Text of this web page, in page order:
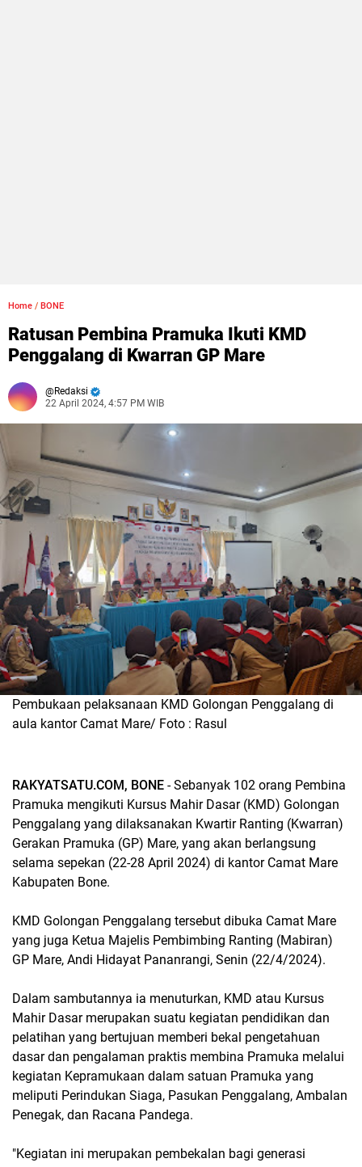
Home / BONE
Ratusan Pembina Pramuka Ikuti KMD
Penggalang di Kwarran GP Mare
Redaksi
22 April 2024, 4:57 PM WIB
Pembukaan pelaksanaan KMD Golongan Penggalang di
aula kantor Camat Mare/ Foto : Rasul
RAKYATSATU.COM, BONE - Sebanyak 102 orang Pembina
Pramuka mengikuti Kursus Mahir Dasar (KMD) Golongan
Penggalang yang dilaksanakan Kwartir Ranting (Kwarran)
Gerakan Pramuka (GP) Mare, yang akan berlangsung
selama sepekan (22-28 April 2024) di kantor Camat Mare
Kabupaten Bone.
KMD Golongan Penggalang tersebut dibuka Camat Mare
yang juga Ketua Majelis Pembimbing Ranting (Mabiran)
GP Mare, Andi Hidayat Pananrangi, Senin (22/4/2024).
Dalam sambutannya ia menuturkan, KMD atau Kursus
Mahir Dasar merupakan suatu kegiatan pendidikan dan
pelatihan yang bertujuan memberi bekal pengetahuan
dasar dan pengalaman praktis membina Pramuka melalui
kegiatan Kepramukaan dalam satuan Pramuka yang
meliputi Perindukan Siaga, Pasukan Penggalang, Ambalan
Penegak, dan Racana Pandega.
"Kegiatan ini merupakan pembekalan bagi generasi